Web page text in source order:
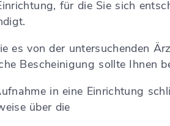
für die Sie sich
es von der untersuchenden
Bescheinigung sollte Ihnen
in eine Einrichtung
über die